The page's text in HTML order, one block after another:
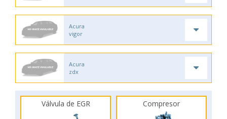
Acura
vigor
Acura
zdx
Válvula de EGR Compresor